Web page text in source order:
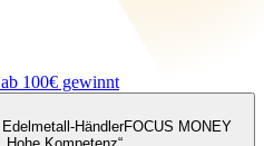
100€ gewinnt
HändlerFOCUS MONEY